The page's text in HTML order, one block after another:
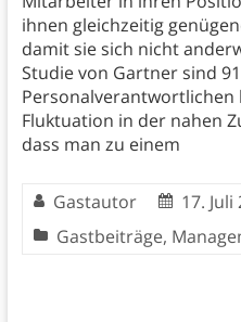
ihnen gleichzeitig
damit sie sich nicht
Studie von Gartner sind
Fluktuation in der nahen
dass man zu einem
Gastautor
17. Juli
Gastbeiträge,